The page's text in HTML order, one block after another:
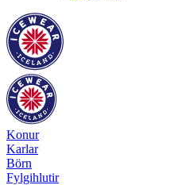
Konur
Karlar
Börn
Fylgihlutir